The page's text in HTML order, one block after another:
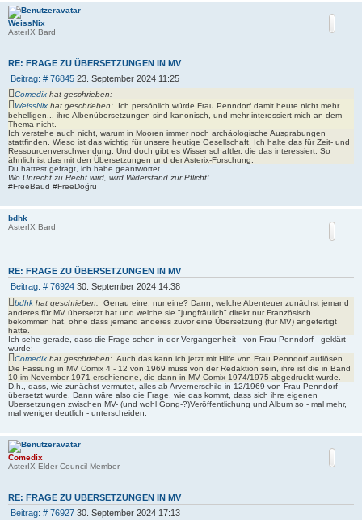
WeissNix
AsterIX Bard
RE: FRAGE ZU ÜBERSETZUNGEN IN MV
Beitrag: # 76845B
i
t
a
g
23. September 2024 11:25
Comedix hat geschrieben:
WeissNix hat geschrieben:
Ich persönlich würde Frau Penndorf damit heute nicht mehr
behelligen... ihre Albenübersetzungen sind kanonisch, und mehr interessiert mich an dem
Thema nicht.
Ich verstehe auch nicht, warum in Mooren immer noch archäologische Ausgrabungen
stattfinden. Wieso ist das wichtig für unsere heutige Gesellschaft. Ich halte das für Zeit- und
Ressourcenverschwendung. Und doch gibt es Wissenschaftler, die das interessiert. So
ähnlich ist das mit den Übersetzungen und der Asterix-Forschung.
Du hattest gefragt, ich habe geantwortet.
Wo Unrecht zu Recht wird, wird Widerstand zur Pflicht!
#FreeBaud #FreeDoğru
bdhk
AsterIX Bard
RE: FRAGE ZU ÜBERSETZUNGEN IN MV
Beitrag: # 76924B
e
i
t
a
g
30. September 2024 14:38
bdhk hat geschrieben: Genau eine, nur eine? Dann, welche Abenteuer zunächst jemand
anderes für MV übersetzt hat und welche sie "jungfräulich" direkt nur Französisch
bekommen hat, ohne dass jemand anderes zuvor eine Übersetzung (für MV) angefertigt
hatte.
Ich sehe gerade, dass die Frage schon in der Vergangenheit - von Frau Penndorf - geklärt
wurde:
Comedix hat geschrieben: Auch das kann ich jetzt mit Hilfe von Frau Penndorf auflösen.
Die Fassung in MV Comix 4 - 12 von 1969 muss von der Redaktion sein, ihre ist die in Band
10 im November 1971 erschienene, die dann in MV Comix 1974/1975 abgedruckt wurde.
D.h., dass, wie zunächst vermutet, alles ab Arvernerschild in 12/1969 von Frau Penndorf
übersetzt wurde. Dann wäre also die Frage, wie das kommt, dass sich ihre eigenen
Übersetzungen zwischen MV- (und wohl Gong-?)Veröffentlichung und Album so - mal mehr,
mal weniger deutlich - unterscheiden.
Comedix
AsterIX Elder Council Member
RE: FRAGE ZU ÜBERSETZUNGEN IN MV
Beitrag: # 76927B30. September 2024 17:13